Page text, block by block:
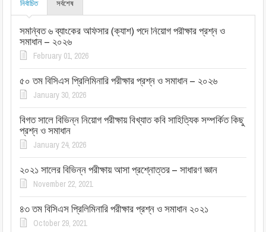
নির্বাচিত সর্বশেষ
সমন্বিত ৬ ব্যাংকের অফিসার (ক্যাশ) পদে নিয়োগ পরীক্ষার প্রশ্ন ও
সমাধান – ২০২৬
February 01, 2026
৫০ তম বিসিএস প্রিলিমিনারি পরীক্ষার প্রশ্ন ও সমাধান – ২০২৬
January 30, 2026
বিগত সালে বিভিন্ন নিয়োগ পরীক্ষায় বিখ্যাত কবি সাহিত্যিক সম্পর্কিত কিছু
প্রশ্ন ও সমাধান
January 24, 2026
২০২১ সালের বিভিন্ন পরীক্ষায় আসা প্রশ্নোত্তর – সাধারণ জ্ঞান
November 22, 2021
৪৩ তম বিসিএস প্রিলিমিনারি পরীক্ষার প্রশ্ন ও সমাধান ২০২১
October 29, 2021